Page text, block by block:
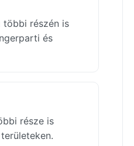
többi részén is
és
része is